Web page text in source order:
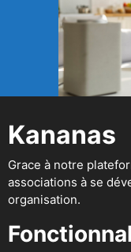
Kananas
Grace à notre
associations à se
organisation.